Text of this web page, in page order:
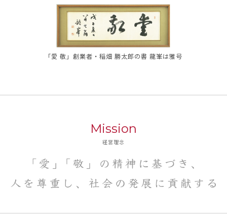
「愛 敬」創業者・稲畑 勝太郎の書 龍峯は雅号
Mission
経営理念